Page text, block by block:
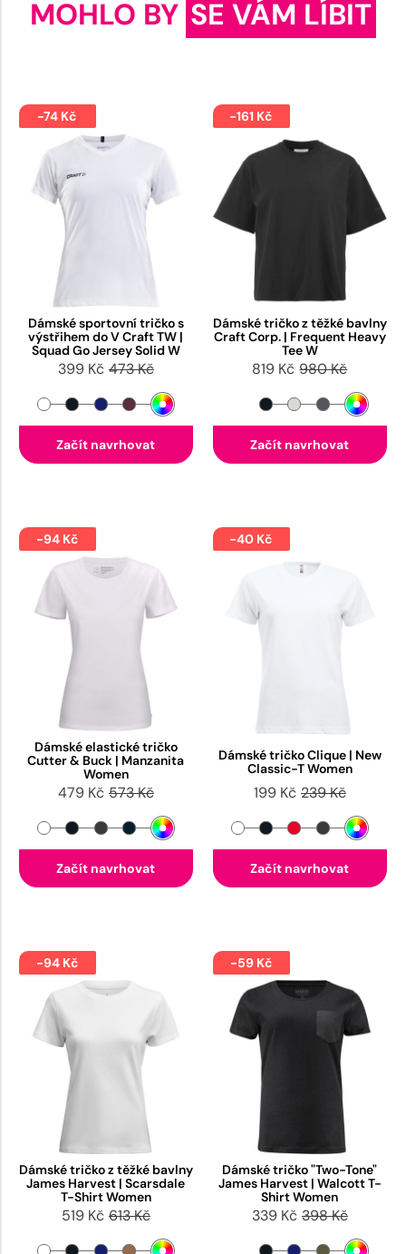
MOHLO BY SE VÁM LÍBIT
-74 Kč
Dámské sportovní tričko s
výstřihem do V Craft TW |
Squad Go Jersey Solid W
399 Kč 473 Kč
Začít navrhovat
-161 Kč
Dámské tričko z těžké bavlny
Craft Corp. | Frequent Heavy
Tee W
819 Kč 980 Kč
Začít navrhovat
-94 Kč
Dámské elastické tričko
Cutter & Buck | Manzanita
Women
479 Kč 573 Kč
Začít navrhovat
-40 Kč
Dámské tričko Clique | New
Classic-T Women
199 Kč 239 Kč
Začít navrhovat
-94 Kč
Dámské tričko z těžké bavlny
James Harvest | Scarsdale
T-Shirt Women
519 Kč 613 Kč
-59 Kč
Dámské tričko "Two-Tone"
James Harvest | Walcott T-
Shirt Women
339 Kč 398 Kč